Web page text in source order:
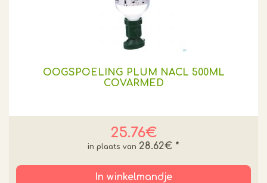
OOGSPOELING PLUM NACL 500ML
COVARMED
25.76€
28.62€ *
In winkelmandje